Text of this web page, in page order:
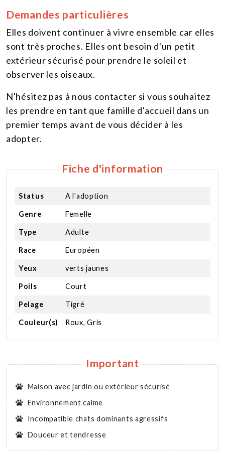
Demandes particulières
Elles doivent continuer à vivre ensemble car elles
sont très proches. Elles ont besoin d'un petit
extérieur sécurisé pour prendre le soleil et
observer les oiseaux.
N'hésitez pas à nous contacter si vous souhaitez
les prendre en tant que famille d'accueil dans un
premier temps avant de vous décider à les
adopter.
Fiche d'information
Status A l'adoption
Genre Femelle
Type Adulte
Race Européen
Yeux verts jaunes
Poils Court
Pelage Tigré
Couleur(s) Roux, Gris
Important
Maison avec jardin ou extérieur sécurisé
Environnement calme
Incompatible chats dominants agressifs
Douceur et tendresse